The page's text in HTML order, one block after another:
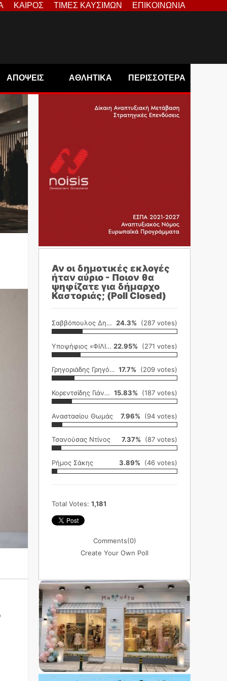
ΚΑΙΡΟΣ ΤΙΜΕΣ ΚΑΥΣΙΜΩΝ ΕΠΙΚΟΙΝΩΝΙΑ
ΑΠΟΨΕΙΣ ΑΘΛΗΤΙΚΑ ΠΕΡΙΣΣΟΤΕΡΑ
Αν οι δημοτικές εκλογές
ήταν αύριο - Ποιον θα
ψηφίζατε για δήμαρχο
Καστοριάς; (Poll Closed)
Σαββόπουλος Δημήτρης 24.3% (287 votes)
Υποψήφιος «ΦΙΛΙΚΗ ΕΤΑΙΡΕΙΑ» 22.95% (271 votes)
Γρηγοριάδης Γρηγόρης 17.7% (209 votes)
Κορεντσίδης Γιάννης 15.83% (187 votes)
Αναστασίου Θωμάς 7.96% (94 votes)
Τσανούσας Ντίνος 7.37% (87 votes)
Ρήμος Σάκης 3.89% (46 votes)
Total Votes: 1,181
Comments(0)
Create Your Own Poll